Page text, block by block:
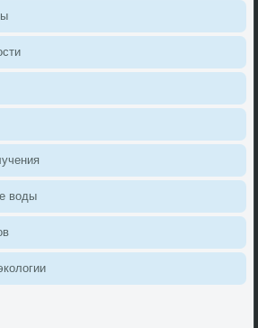
вοды